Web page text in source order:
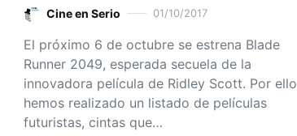
Cine en Serio 01/10/2017
El próximo 6 de octubre se estrena Blade
Runner 2049, esperada secuela de la
innovadora película de Ridley Scott. Por ello
hemos realizado un listado de películas
futuristas, cintas que…